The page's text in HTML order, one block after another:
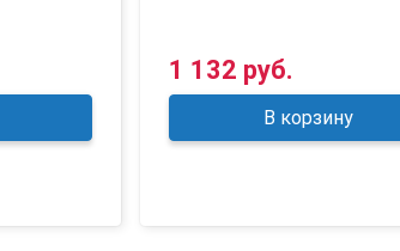
1 132 руб.
В корзину